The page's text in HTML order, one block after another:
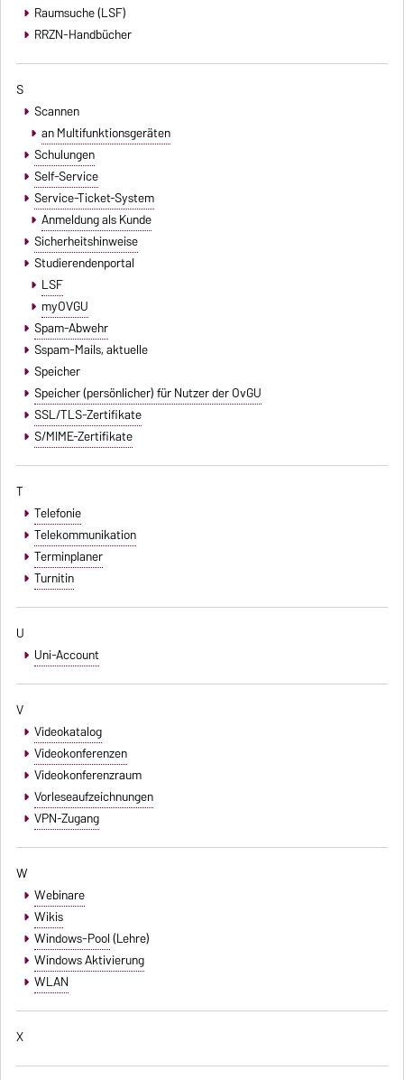
Raumsuche (LSF)
RRZN-Handbücher
S
Scannen
an Multifunktionsgeräten
Schulungen
Self-Service
Service-Ticket-System
Anmeldung als Kunde
Sicherheitshinweise
Studierendenportal
LSF
myOVGU
Spam-Abwehr
Sspam-Mails, aktuelle
Speicher
Speicher (persönlicher) für Nutzer der OvGU
SSL/TLS-Zertifikate
S/MIME-Zertifikate
T
Telefonie
Telekommunikation
Terminplaner
Turnitin
U
Uni-Account
V
Videokatalog
Videokonferenzen
Videokonferenzraum
Vorleseaufzeichnungen
VPN-Zugang
W
Webinare
Wikis
Windows-Pool(Lehre)
Windows Aktivierung
WLAN
X